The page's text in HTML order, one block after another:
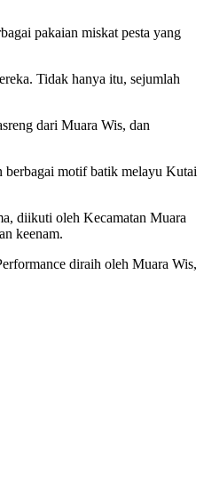
pakaian miskat pesta yang
Tidak hanya itu, sejumlah
dari Muara Wis, dan
berbagai motif batik melayu Kutai
diikuti oleh Kecamatan Muara
keenam.
diraih oleh Muara Wis,